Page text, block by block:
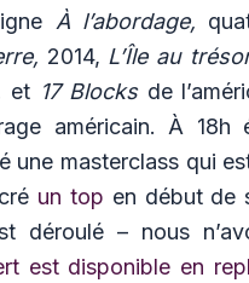
À l’abordage,
2014, L’Île au
et 17 Blocks de
américain. À 18h
une masterclass qui
un top en début de
déroulé – nous
est disponible en